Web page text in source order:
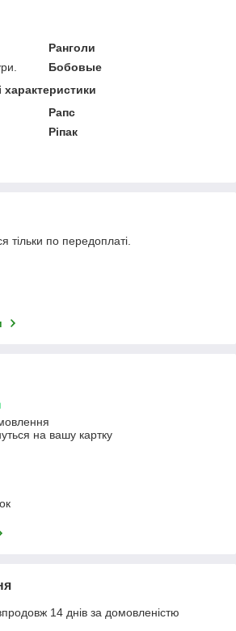
Ранголи
Бобовые
Рапс
Ріпак
тільки по передоплаті.
на вашу картку
14 днів за домовленістю